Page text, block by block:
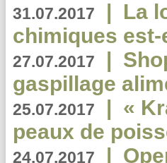
31.07.2017 | La
chimiques
27.07.2017 |
gaspillage
25.07.2017 | «
peaux de
24.07.2017 |